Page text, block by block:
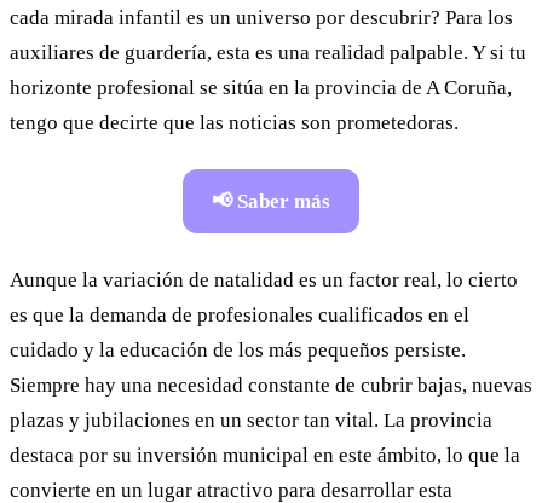
cada mirada infantil es un universo por descubrir? Para los
auxiliares de guardería, esta es una realidad palpable. Y si tu
horizonte profesional se sitúa en la provincia de A Coruña,
tengo que decirte que las noticias son prometedoras.
📢 Saber más
Aunque la variación de natalidad es un factor real, lo cierto
es que la demanda de profesionales cualificados en el
cuidado y la educación de los más pequeños persiste.
Siempre hay una necesidad constante de cubrir bajas, nuevas
plazas y jubilaciones en un sector tan vital. La provincia
destaca por su inversión municipal en este ámbito, lo que la
convierte en un lugar atractivo para desarrollar esta